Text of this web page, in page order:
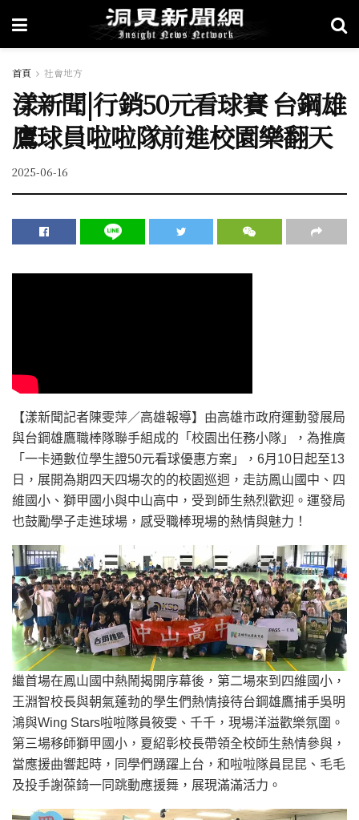
首頁 社會地方
漾新聞|行銷50元看球賽 台鋼雄
鷹球員啦啦隊前進校園樂翻天
2025-06-16
【漾新聞記者陳雯萍／高雄報導】由高雄市政府運動發展局
與台鋼雄鷹職棒隊聯手組成的「校園出任務小隊」，為推廣
「一卡通數位學生證50元看球優惠方案」，6月10日起至13
日，展開為期四天四場次的的校園巡迴，走訪鳳山國中、四
維國小、獅甲國小與中山高中，受到師生熱烈歡迎。運發局
也鼓勵學子走進球場，感受職棒現場的熱情與魅力！
繼首場在鳳山國中熱鬧揭開序幕後，第二場來到四維國小，
王淵智校長與朝氣蓬勃的學生們熱情接待台鋼雄鷹捕手吳明
鴻與Wing Stars啦啦隊員筱雯、千千，現場洋溢歡樂氛圍。
第三場移師獅甲國小，夏紹彰校長帶領全校師生熱情參與，
當應援曲響起時，同學們踴躍上台，和啦啦隊員昆昆、毛毛
及投手謝葆錡一同跳動應援舞，展現滿滿活力。